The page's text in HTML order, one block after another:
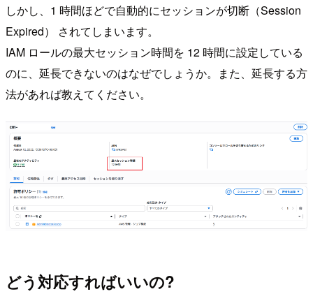
しかし、1 時間ほどで自動的にセッションが切断（Session
Expired） されてしまいます。
IAM ロールの最大セッション時間を 12 時間に設定している
のに、延長できないのはなぜでしょうか。また、延長する方
法があれば教えてください。
どう対応すればいいの?